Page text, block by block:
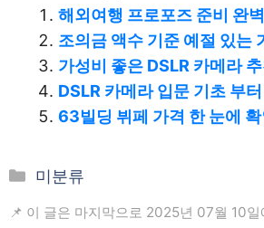
해외여행 프로포즈 준비 완
조의금 액수 기준 예절 있는
가성비 좋은 DSLR 카메라
DSLR 카메라 입문 기초 부
63빌딩 뷔페 가격 한 눈에
카
고
미분류
📌 이 글은 마지막으로 2025년 07월 10